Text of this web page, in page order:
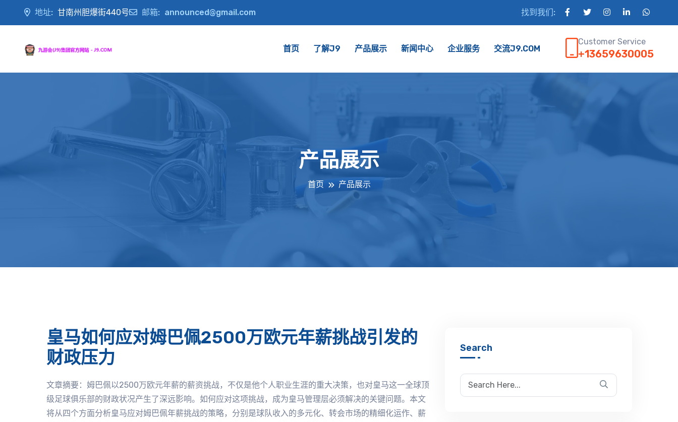
地址: 甘南州胆爆街440号 邮箱: announced@gmail.com 找到我们:
首页 了解J9 产品展示 新闻中心 企业服务 交流J9.COM
Customer Service
+13659630005
产品展示
首页 产品展示
皇马如何应对姆巴佩2500万欧元年薪挑战引发的
财政压力
文章摘要：姆巴佩以2500万欧元年薪的薪资挑战，不仅是他个人职业生涯的重大决策，也对皇马这一全球顶
级足球俱乐部的财政状况产生了深远影响。如何应对这项挑战，成为皇马管理层必须解决的关键问题。本文
将从四个方面分析皇马应对姆巴佩年薪挑战的策略，分别是球队收入的多元化、转会市场的精细化运作、薪
Search